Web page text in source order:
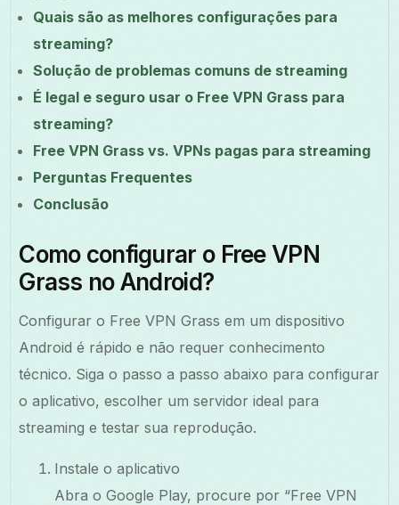
Quais são as melhores configurações para
streaming?
Solução de problemas comuns de streaming
É legal e seguro usar o Free VPN Grass para
streaming?
Free VPN Grass vs. VPNs pagas para streaming
Perguntas Frequentes
Conclusão
Como configurar o Free VPN
Grass no Android?
Configurar o Free VPN Grass em um dispositivo
Android é rápido e não requer conhecimento
técnico. Siga o passo a passo abaixo para configurar
o aplicativo, escolher um servidor ideal para
streaming e testar sua reprodução.
Instale o aplicativo
Abra o Google Play, procure por “Free VPN